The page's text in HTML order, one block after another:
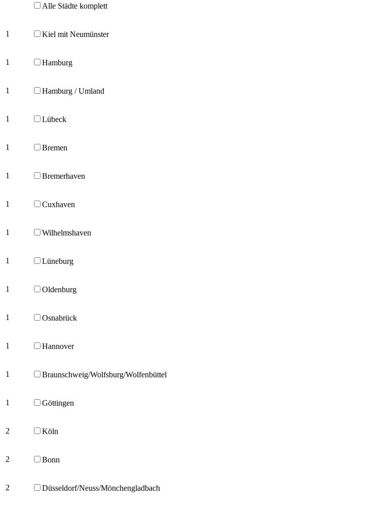
Alle Städte komplett
1 Kiel mit Neumünster
1 Hamburg
1 Hamburg / Umland
1 Lübeck
1 Bremen
1 Bremerhaven
1 Cuxhaven
1 Wilhelmshaven
1 Lüneburg
1 Oldenburg
1 Osnabrück
1 Hannover
1 Braunschweig/Wolfsburg/Wolfenbüttel
1 Göttingen
2 Köln
2 Bonn
2 Düsseldorf/Neuss/Mönchengladbach